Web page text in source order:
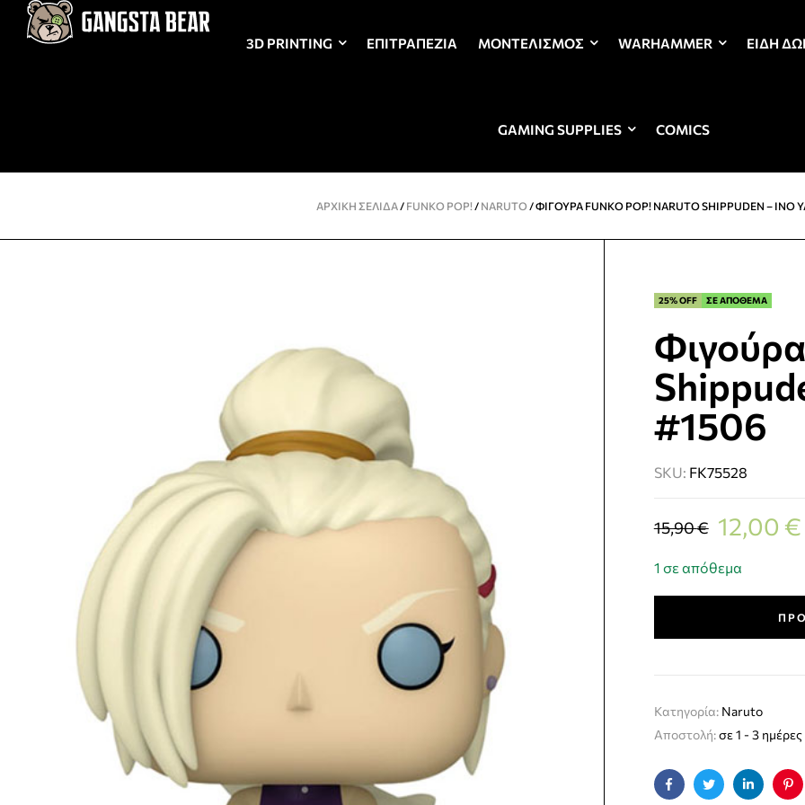
3D PRINTING ΕΠΙΤΡΑΠΈΖΙΑ ΜΟΝΤΕΛΙΣΜΌΣ WARHAMMER ΕΊΔΗ
GAMING SUPPLIES COMICS
ΑΡΧΙΚΉ ΣΕΛΊΔΑ/ FUNKO POP! / NARUTO/ ΦΙΓΟΎΡΑ FUNKO POP! NARUTO SHIPPUDEN – INO
25% OFF ΣΕ ΑΠΟΘΕΜΑ
#1506
SKU: FK75528
15,90€ 12,00 €
1 σε απόθεμα
Κατηγορία: Naruto
Αποστολή:σε 1 - 3 ημέρες
FacebookTwitterLinkedin